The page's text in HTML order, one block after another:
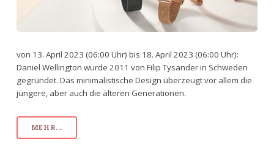
von 13. April 2023 (06:00 Uhr) bis 18. April 2023 (06:00 Uhr):
Daniel Wellington wurde 2011 von Filip Tysander in Schweden
gegründet. Das minimalistische Design überzeugt vor allem die
jüngere, aber auch die älteren Generationen.
MEHR...